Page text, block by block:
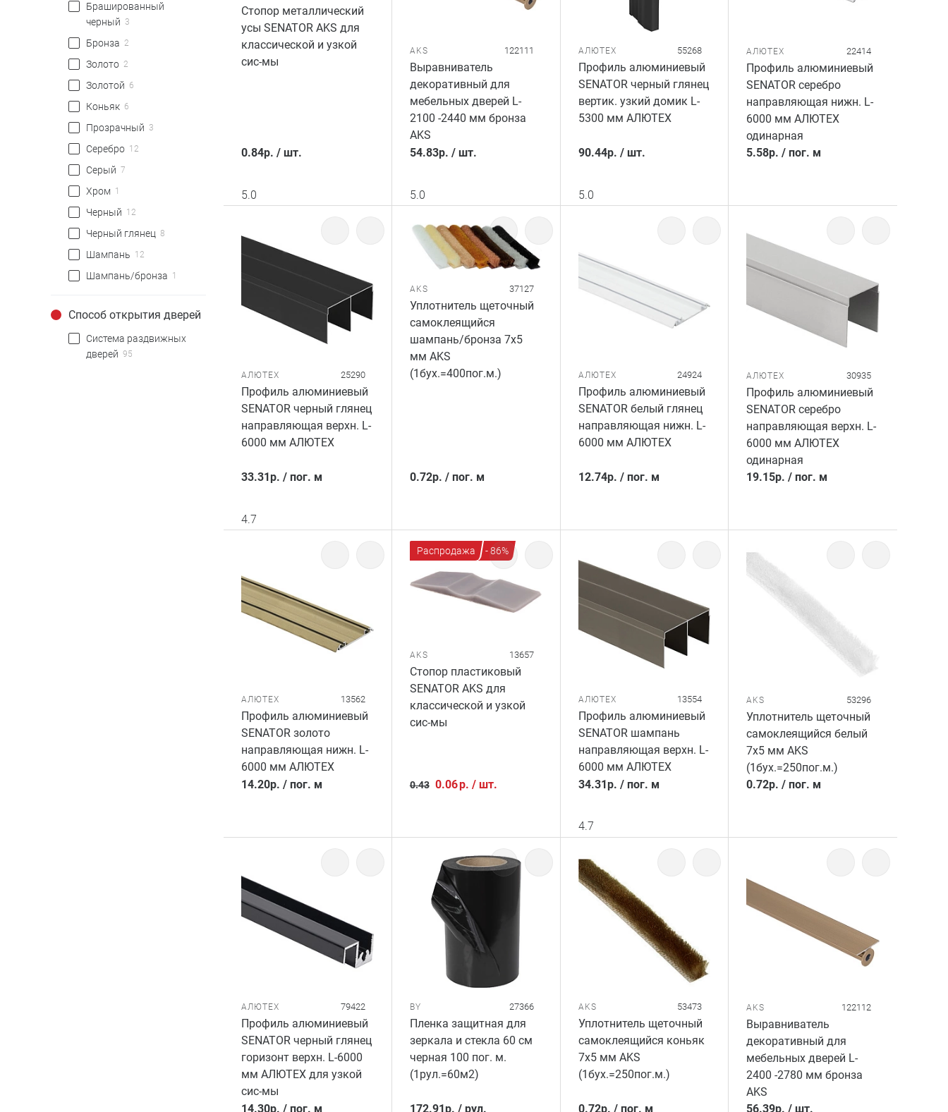
Брашированный
черный 3
Бронза 2
Золото 2
Золотой 6
Коньяк 6
Прозрачный 3
Серебро 12
Серый 7
Хром 1
Черный 12
Черный глянец 8
Шампань 12
Шампань/бронза 1
Способ открытия дверей
Система раздвижных
дверей 95
Стопор металлический
усы SENATOR AKS для
классической и узкой
сис-мы
0.84р. / шт.
5.0
AKS 122111
Выравниватель
декоративный для
мебельных дверей L-
2100 -2440 мм бронза
AKS
54.83р. / шт.
5.0
АЛЮТЕХ 55268
Профиль алюминиевый
SENATOR черный глянец
вертик. узкий домик L-
5300 мм АЛЮТЕХ
90.44р. / шт.
5.0
АЛЮТЕХ 22414
Профиль алюминиевый
SENATOR серебро
направляющая нижн. L-
6000 мм АЛЮТЕХ
одинарная
5.58р. /пог. м
АЛЮТЕХ 25290
Профиль алюминиевый
SENATOR черный глянец
направляющая верхн. L-
6000 мм АЛЮТЕХ
33.31р. / пог. м
4.7
AKS 37127
Уплотнитель щеточный
самоклеящийся
шампань/бронза 7x5
мм AKS
(1бух.=400пог.м.)
0.72р. / пог. м
АЛЮТЕХ 24924
Профиль алюминиевый
SENATOR белый глянец
направляющая нижн. L-
6000 мм АЛЮТЕХ
12.74р. / пог. м
АЛЮТЕХ 30935
Профиль алюминиевый
SENATOR серебро
направляющая верхн. L-
6000 мм АЛЮТЕХ
одинарная
19.15р. /пог. м
АЛЮТЕХ 13562
Профиль алюминиевый
SENATOR золото
направляющая нижн. L-
6000 мм АЛЮТЕХ
14.20р. / пог. м
Распродажа - 86%
AKS 13657
Стопор пластиковый
SENATOR AKS для
классической и узкой
сис-мы
0.43 0.06р. / шт.
АЛЮТЕХ 13554
Профиль алюминиевый
SENATOR шампань
направляющая верхн. L-
6000 мм АЛЮТЕХ
34.31р. / пог. м
4.7
AKS 53296
Уплотнитель щеточный
самоклеящийся белый
7x5 мм AKS
(1бух.=250пог.м.)
0.72р. /пог. м
АЛЮТЕХ 79422
Профиль алюминиевый
SENATOR черный глянец
горизонт верхн. L-6000
мм АЛЮТЕХ для узкой
сис-мы
14.30р. / пог. м
BY 27366
Пленка защитная для
зеркала и стекла 60 см
черная 100 пог. м.
(1рул.=60м2)
172.91р. / рул.
AKS 53473
Уплотнитель щеточный
самоклеящийся коньяк
7x5 мм AKS
(1бух.=250пог.м.)
0.72р. / пог. м
AKS 122112
Выравниватель
декоративный для
мебельных дверей L-
2400 -2780 мм бронза
AKS
56.39р. /шт.